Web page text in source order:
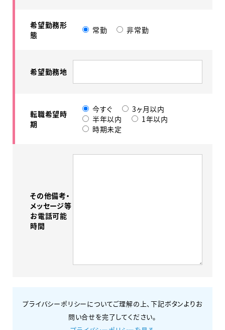
希望勤務形
態
常勤 非常勤
希望勤務地
転職希望時
期
今すぐ
3ヶ月以内
半年以内
1年以内
時期未定
その他備考・
メッセージ等
お電話可能
時間
プライバシーポリシーについてご理解の上、下記ボタンよりお
問い合せを完了してください。